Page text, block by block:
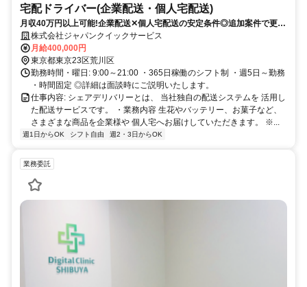
宅配ドライバー(企業配送・個人宅配送)
月収40万円以上可能!企業配送✕個人宅配送の安定条件◎追加案件で更に
収入UP!未経験OKの配達ドライバー
株式会社ジャパンクイックサービス
月給400,000円
東京都東京23区荒川区
勤務時間・曜日: 9:00～21:00 ・365日稼働のシフト制 ・週5日～勤務
・時間固定 ◎詳細は面談時にご説明いたします。
仕事内容: シェアデリバリーとは、 当社独自の配送システムを 活用し
た配送サービスです。 ・業務内容 生花やバッテリー、お菓子など、
さまざまな商品を企業様や 個人宅へお届けしていただきます。 ※...
週1日からOK シフト自由 週2・3日からOK
業務委託